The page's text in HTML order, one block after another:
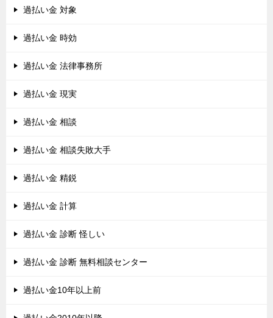
過払い金 対象
過払い金 時効
過払い金 法律事務所
過払い金 現実
過払い金 相談
過払い金 相談失敗大手
過払い金 精鋭
過払い金 計算
過払い金 診断 怪しい
過払い金 診断 無料相談センター
過払い金10年以上前